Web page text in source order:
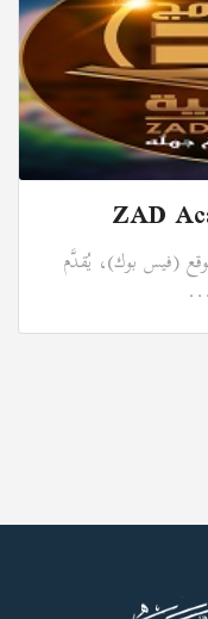
(فيس بوك)، يُقدَّم